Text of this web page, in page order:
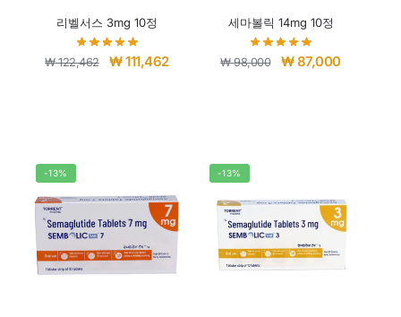
리벨서스 3mg 10정
₩122,462 ₩111,462
세마볼릭 14mg 10정
₩98,000 ₩87,000
-13% -13%